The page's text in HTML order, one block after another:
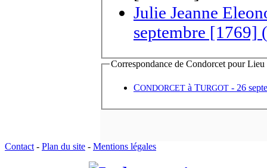
Julie Jeanne
septembre [1769]
Correspondance de Condorcet pour
CONDORCET à TURGOT - 26
Contact - Plan du site - Mentions légales